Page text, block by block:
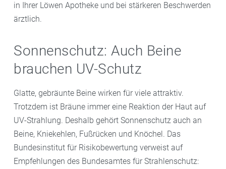
in Ihrer Löwen Apotheke und bei stärkeren Beschwerden
ärztlich.
Sonnenschutz: Auch Beine
brauchen UV-Schutz
Glatte, gebräunte Beine wirken für viele attraktiv.
Trotzdem ist Bräune immer eine Reaktion der Haut auf
UV-Strahlung. Deshalb gehört Sonnenschutz auch an
Beine, Kniekehlen, Fußrücken und Knöchel. Das
Bundesinstitut für Risikobewertung verweist auf
Empfehlungen des Bundesamtes für Strahlenschutz: